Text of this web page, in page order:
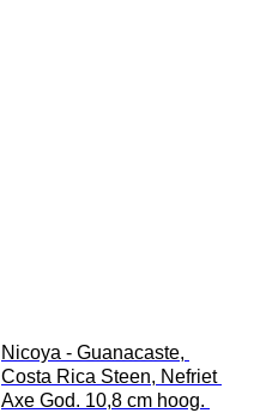
Nicoya - Guanacaste,
Costa Rica Steen, Nefriet
Axe God. 10,8 cm hoog.